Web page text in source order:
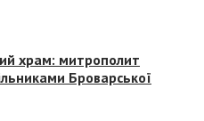
храм: митрополит
Броварської